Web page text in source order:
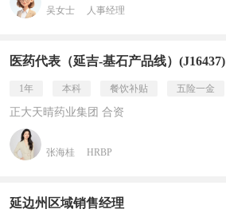
吴女士 人事经理
医药代表（延吉-基石产品线）(J16437)
1年 本科 餐饮补贴 五险一金
正大天晴药业集团 合资
张海桂 HRBP
延边州区域销售经理